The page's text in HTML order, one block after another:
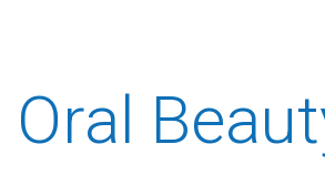
Oral